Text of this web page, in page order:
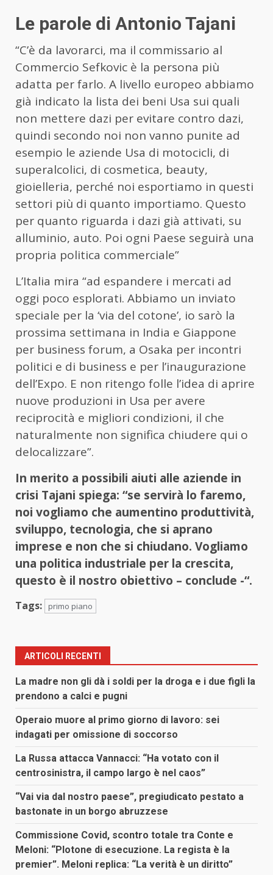
Le parole di Antonio Tajani
“C’è da lavorarci, ma il commissario al
Commercio Sefkovic è la persona più
adatta per farlo. A livello europeo abbiamo
già indicato la lista dei beni Usa sui quali
non mettere dazi per evitare contro dazi,
quindi secondo noi non vanno punite ad
esempio le aziende Usa di motocicli, di
superalcolici, di cosmetica, beauty,
gioielleria, perché noi esportiamo in questi
settori più di quanto importiamo. Questo
per quanto riguarda i dazi già attivati, su
alluminio, auto. Poi ogni Paese seguirà una
propria politica commerciale”
L’Italia mira “ad espandere i mercati ad
oggi poco esplorati. Abbiamo un inviato
speciale per la ‘via del cotone’, io sarò la
prossima settimana in India e Giappone
per business forum, a Osaka per incontri
politici e di business e per l’inaugurazione
dell’Expo. E non ritengo folle l’idea di aprire
nuove produzioni in Usa per avere
reciprocità e migliori condizioni, il che
naturalmente non significa chiudere qui o
delocalizzare”.
In merito a possibili aiuti alle aziende in
crisi Tajani spiega: “se servirà lo faremo,
noi vogliamo che aumentino produttività,
sviluppo, tecnologia, che si aprano
imprese e non che si chiudano. Vogliamo
una politica industriale per la crescita,
questo è il nostro obiettivo – conclude -“.
Tags: primo piano
ARTICOLI RECENTI
La madre non gli dà i soldi per la droga e i due figli la
prendono a calci e pugni
Operaio muore al primo giorno di lavoro: sei
indagati per omissione di soccorso
La Russa attacca Vannacci: “Ha votato con il
centrosinistra, il campo largo è nel caos”
“Vai via dal nostro paese”, pregiudicato pestato a
bastonate in un borgo abruzzese
Commissione Covid, scontro totale tra Conte e
Meloni: “Plotone di esecuzione. La regista è la
premier”. Meloni replica: “La verità è un diritto”